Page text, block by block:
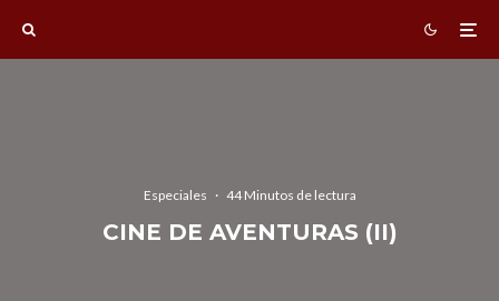
Especiales · 44 Minutos de lectura
CINE DE AVENTURAS (II)